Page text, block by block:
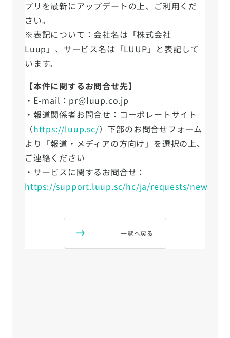
プリを最新にアップデートの上、ご利用くだ
さい。
※表記について：会社名は「株式会社
Luup」、サービス名は「LUUP」と表記して
います。
【本件に関するお問合せ先】
・E-mail：pr@luup.co.jp
・報道関係者お問合せ：コーポレートサイト
（https://luup.sc/）下部のお問合せフォーム
より「報道・メディアの方向け」を選択の上、
ご連絡ください
・サービスに関するお問合せ：
https://support.luup.sc/hc/ja/requests/new
一覧へ戻る